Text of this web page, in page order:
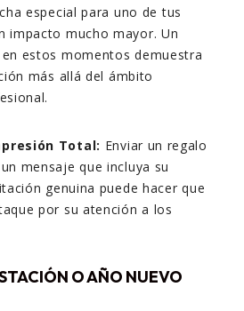
especial para uno de tus
impacto mucho mayor. Un
estos momentos demuestra
más allá del ámbito
Total: Enviar un regalo
mensaje que incluya su
genuina puede hacer que
por su atención a los
O AÑO NUEVO